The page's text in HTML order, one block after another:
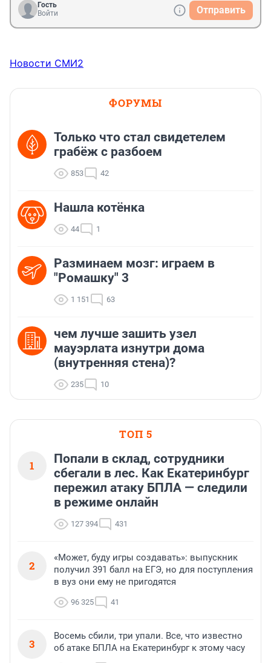
Гость
Войти
Отправить
Новости СМИ2
ФОРУМЫ
Только что стал свидетелем
грабёж с разбоем
853 42
Нашла котёнка
44 1
Разминаем мозг: играем в
"Ромашку" 3
1 151 63
чем лучше зашить узел
мауэрлата изнутри дома
(внутренняя стена)?
235 10
ТОП 5
1
Попали в склад, сотрудники
сбегали в лес. Как Екатеринбург
пережил атаку БПЛА — следили
в режиме онлайн
127 394 431
2
«Может, буду игры создавать»: выпускник
получил 391 балл на ЕГЭ, но для поступления
в вуз они ему не пригодятся
96 325 41
3
Восемь сбили, три упали. Все, что известно
об атаке БПЛА на Екатеринбург к этому часу